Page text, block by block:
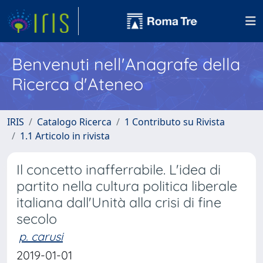
Benvenuti nell'Anagrafe della
Ricerca d'Ateneo
IRIS Catalogo Ricerca
1 Contributo su Rivista
1.1 Articolo in rivista
Il concetto inafferrabile. L'idea di
partito nella cultura politica liberale
italiana dall'Unità alla crisi di fine
secolo
p. carusi
2019-01-01